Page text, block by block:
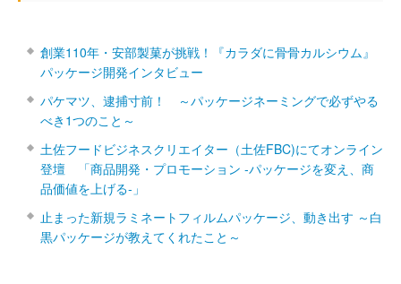
創業110年・安部製菓が挑戦！『カラダに骨骨カルシウム』
パッケージ開発インタビュー
パケマツ、逮捕寸前！ ～パッケージネーミングで必ずやる
べき1つのこと～
土佐フードビジネスクリエイター（土佐FBC)にてオンライン
登壇 「商品開発・プロモーション ‐パッケージを変え、商
品価値を上げる‐」
止まった新規ラミネートフィルムパッケージ、動き出す ～白
黒パッケージが教えてくれたこと～